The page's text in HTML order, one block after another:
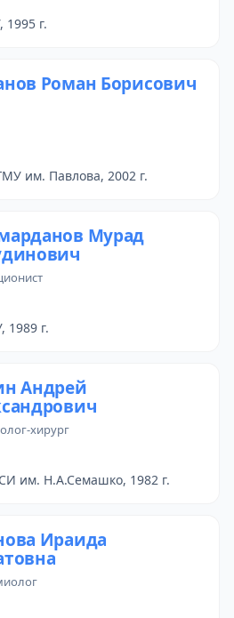
1995 г.
Роман Борисович
им. Павлова, 2002 г.
Мурад
1989 г.
Андрей
хирург
им. Н.А.Семашко, 1982 г.
Ираида